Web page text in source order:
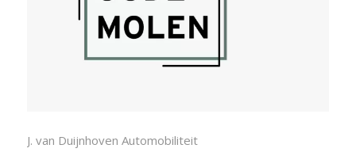
J. van Duijnhoven Automobiliteit